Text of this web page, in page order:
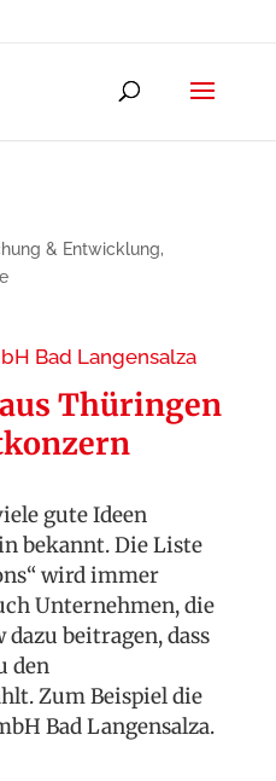
& Entwicklung,
Bad Langensalza
Thüringen
gute Ideen
bekannt. Die Liste
wird immer
Unternehmen, die
beitragen, dass
den
Zum Beispiel die
Bad Langensalza.